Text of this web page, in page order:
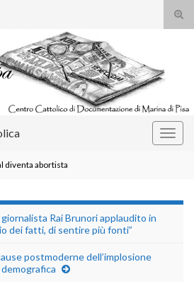
il
diventa abortista
giornalista Rai Brunori applaudito in
dei fatti, di sentire più fonti”
postmoderne dell’implosione
demografica